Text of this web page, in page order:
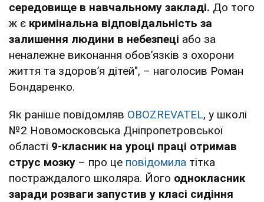
середовище в навчальному закладі. До того
ж є кримінальна відповідальність за
залишення людини в небезпеці або за
неналежне виконання обов’язків з охорони
життя та здоров’я дітей", – наголосив Роман
Бондаренко.
Як раніше повідомляв OBOZREVATEL, у школі
№2 Новомосковська Дніпропетровської
області 9-класник на уроці праці отримав
струс мозку – про це повідомила тітка
постраждалого школяра. Його однокласник
заради розваги запустив у класі сидіння